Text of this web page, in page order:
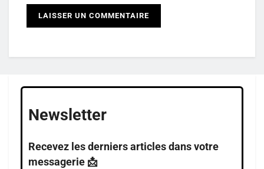
Newsletter
Recevez les derniers articles dans votre
messagerie 📩